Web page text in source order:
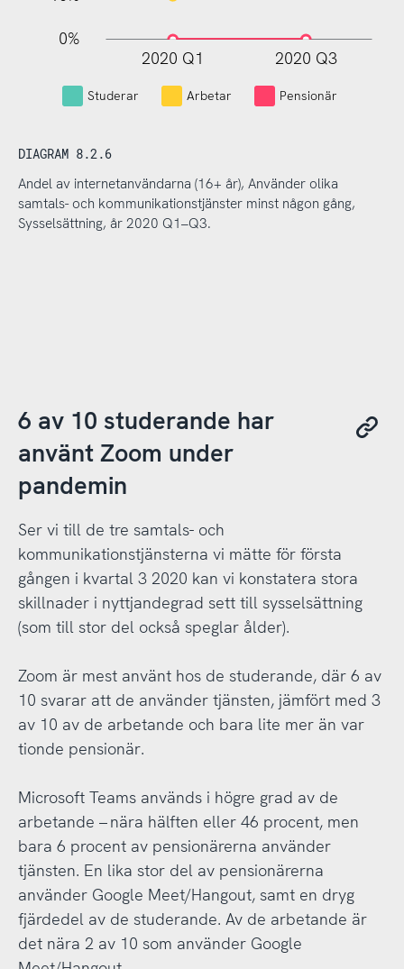
0%
2020 Q1 2020 Q3
Studerar Arbetar Pensionär
DIAGRAM 8.2.6
Andel av internetanvändarna (16+ år), Använder olika
samtals- och kommunikationstjänster minst någon gång,
Sysselsättning, år 2020 Q1–Q3.
6 av 10 studerande har
använt Zoom under
pandemin
Ser vi till de tre samtals- och
kommunikationstjänsterna vi mätte för första
gången i kvartal 3 2020 kan vi konstatera stora
skillnader i nyttjandegrad sett till sysselsättning
(som till stor del också speglar ålder).
Zoom är mest använt hos de studerande, där 6 av
10 svarar att de använder tjänsten, jämfört med 3
av 10 av de arbetande och bara lite mer än var
tionde pensionär.
Microsoft Teams används i högre grad av de
arbetande – nära hälften eller 46 procent, men
bara 6 procent av pensionärerna använder
tjänsten. En lika stor del av pensionärerna
använder Google Meet/Hangout, samt en dryg
fjärdedel av de studerande. Av de arbetande är
det nära 2 av 10 som använder Google